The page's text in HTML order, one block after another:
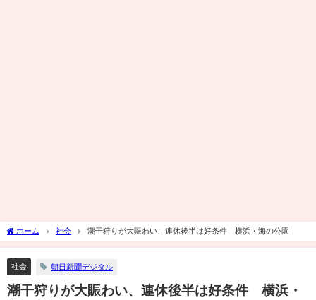
ホーム 社会 潮干狩りが大賑わい、連休後半は好条件 横浜・海の公園
社会 朝日新聞デジタル
潮干狩りが大賑わい、連休後半は好条件 横浜・